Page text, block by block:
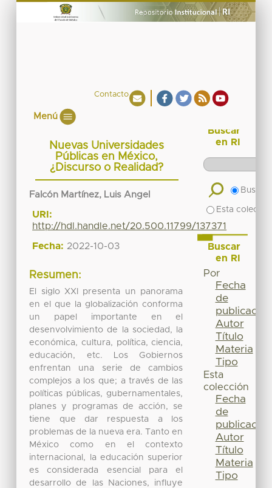
Contacto
Menú
Nuevas Universidades
Públicas en México,
¿Discurso o Realidad?
Falcón Martínez, Luis Angel
URI:
http://hdl.handle.net/20.500.11799/137371
Fecha: 2022-10-03
Resumen:
El siglo XXI presenta un panorama
en el que la globalización conforma
un papel importante en el
desenvolvimiento de la sociedad, la
económica, cultura, política, ciencia,
educación, etc. Los Gobiernos
enfrentan una serie de cambios
complejos a los que; a través de las
políticas públicas, gubernamentales,
planes y programas de acción, se
tiene que dar respuesta a los
problemas de la nueva era. Tanto en
México como en el contexto
internacional, la educación superior
es considerada esencial para el
desarrollo de las Naciones, influye
Buscar
en RI
Buscar
Esta
Buscar
en RI
Por
Fecha
de
publicación
Autor
Título
Materia
Tipo
Esta
colección
Fecha
de
publicación
Autor
Título
Materia
Tipo